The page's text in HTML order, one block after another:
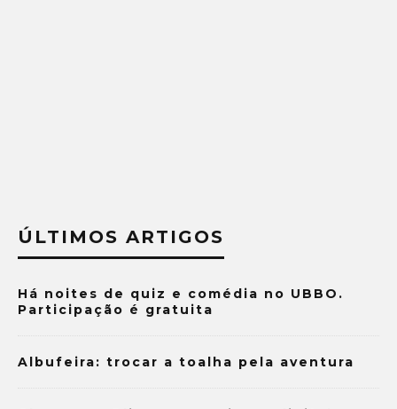
ÚLTIMOS ARTIGOS
Há noites de quiz e comédia no UBBO.
Participação é gratuita
Albufeira: trocar a toalha pela aventura